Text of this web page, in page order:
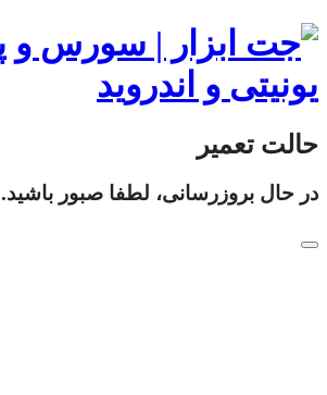
حالت تعمیر
در حال بروزرسانی، لطفا صبور باشید.